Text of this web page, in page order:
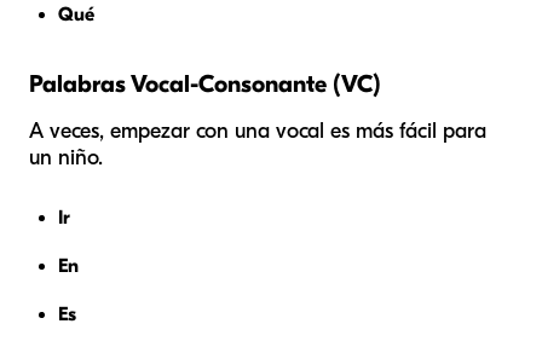
Qué
Palabras Vocal-Consonante (VC)
A veces, empezar con una vocal es más fácil para
un niño.
Ir
En
Es